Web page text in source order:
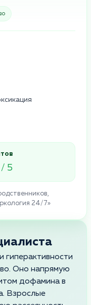
5
24/7»
Оно напрямую
дофамина в
Взрослые